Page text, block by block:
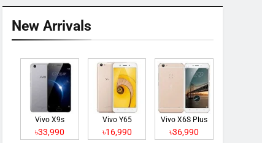
New Arrivals
Vivo X9s
৳33,990
Vivo Y65
৳16,990
Vivo X6S Plus
৳36,990